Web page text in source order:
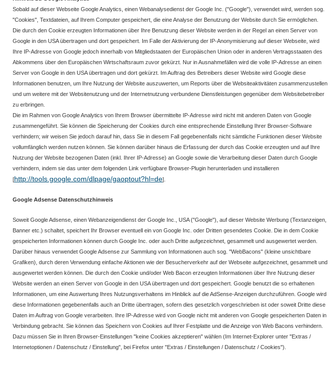
Sobald auf dieser Webseite Google Analytics, einen Webanalysedienst der Google Inc. ("Google"), verwendet wird, werden sog.
"Cookies", Textdateien, auf Ihrem Computer gespeichert, die eine Analyse der Benutzung der Website durch Sie ermöglichen.
Die durch den Cookie erzeugten Informationen über Ihre Benutzung dieser Website werden in der Regel an einen Server von
Google in den USA übertragen und dort gespeichert. Im Falle der Aktivierung der IP-Anonymisierung auf dieser Webseite, wird
Ihre IP-Adresse von Google jedoch innerhalb von Mitgliedstaaten der Europäischen Union oder in anderen Vertragsstaaten des
Abkommens über den Europäischen Wirtschaftsraum zuvor gekürzt. Nur in Ausnahmefällen wird die volle IP-Adresse an einen
Server von Google in den USA übertragen und dort gekürzt. Im Auftrag des Betreibers dieser Website wird Google diese
Informationen benutzen, um Ihre Nutzung der Website auszuwerten, um Reports über die Websiteaktivitäten zusammenzustellen
und um weitere mit der Websitenutzung und der Internetnutzung verbundene Dienstleistungen gegenüber dem Websitebetreiber
zu erbringen.
Die im Rahmen von Google Analytics von Ihrem Browser übermittelte IP-Adresse wird nicht mit anderen Daten von Google
zusammengeführt. Sie können die Speicherung der Cookies durch eine entsprechende Einstellung Ihrer Browser-Software
verhindern; wir weisen Sie jedoch darauf hin, dass Sie in diesem Fall gegebenenfalls nicht sämtliche Funktionen dieser Website
vollumfänglich werden nutzen können. Sie können darüber hinaus die Erfassung der durch das Cookie erzeugten und auf Ihre
Nutzung der Website bezogenen Daten (inkl. Ihrer IP-Adresse) an Google sowie die Verarbeitung dieser Daten durch Google
verhindern, indem sie das unter dem folgenden Link verfügbare Browser-Plugin herunterladen und installieren
[http://tools.google.com/dlpage/gaoptout?hl=de].
Google Adsense Datenschutzhinweis
Soweit Google Adsense, einen Webanzeigendienst der Google Inc., USA ("Google"), auf dieser Website Werbung (Textanzeigen,
Banner etc.) schaltet, speichert Ihr Browser eventuell ein von Google Inc. oder Dritten gesendetes Cookie. Die in dem Cookie
gespeicherten Informationen können durch Google Inc. oder auch Dritte aufgezeichnet, gesammelt und ausgewertet werden.
Darüber hinaus verwendet Google Adsense zur Sammlung von Informationen auch sog. "WebBacons" (kleine unsichtbare
Grafiken), durch deren Verwendung einfache Aktionen wie der Besucherverkehr auf der Webseite aufgezeichnet, gesammelt und
ausgewertet werden können. Die durch den Cookie und/oder Web Bacon erzeugten Informationen über Ihre Nutzung dieser
Website werden an einen Server von Google in den USA übertragen und dort gespeichert. Google benutzt die so erhaltenen
Informationen, um eine Auswertung Ihres Nutzungsverhaltens im Hinblick auf die AdSense-Anzeigen durchzuführen. Google wird
diese Informationen gegebenenfalls auch an Dritte übertragen, sofern dies gesetzlich vorgeschrieben ist oder soweit Dritte diese
Daten im Auftrag von Google verarbeiten. Ihre IP-Adresse wird von Google nicht mit anderen von Google gespeicherten Daten in
Verbindung gebracht. Sie können das Speichern von Cookies auf Ihrer Festplatte und die Anzeige von Web Bacons verhindern.
Dazu müssen Sie in Ihren Browser-Einstellungen "keine Cookies akzeptieren" wählen (Im Internet-Explorer unter "Extras /
Internetoptionen / Datenschutz / Einstellung", bei Firefox unter "Extras / Einstellungen / Datenschutz / Cookies").